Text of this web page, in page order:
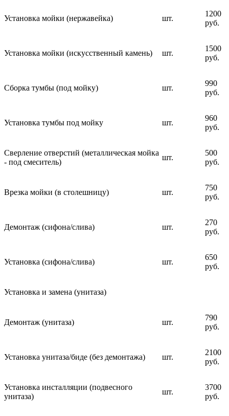
Установка мойки (нержавейка) шт.
1200
руб.
Установка мойки (искусственный камень) шт.
1500
руб.
Сборка тумбы (под мойку) шт.
990
руб.
Установка тумбы под мойку шт.
960
руб.
Сверление отверстий (металлическая мойка
- под смеситель)
шт.
500
руб.
Врезка мойки (в столешницу) шт.
750
руб.
Демонтаж (сифона/слива) шт.
270
руб.
Установка (сифона/слива) шт.
650
руб.
Установка и замена (унитаза)
Демонтаж (унитаза) шт.
790
руб.
Установка унитаза/биде (без демонтажа) шт.
2100
руб.
Установка инсталляции (подвесного
унитаза)
шт.
3700
руб.